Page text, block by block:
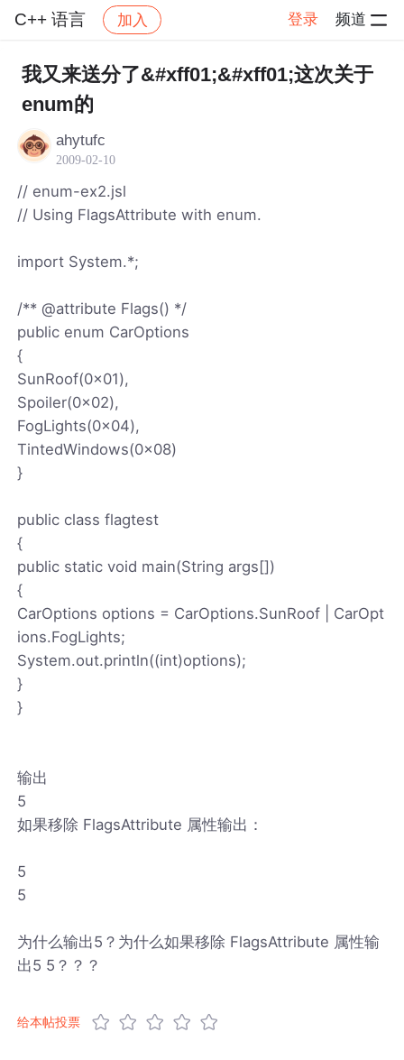
C++ 语言 加入 登录 频道
社区 C++ 语言 帖子详情
我又来送分了&#xff01;&#xff01;这次关于
enum的
ahytufc
2009-02-10
// enum-ex2.jsl
// Using FlagsAttribute with enum.
import System.*;
/** @attribute Flags() */
public enum CarOptions
{
SunRoof(0x01),
Spoiler(0x02),
FogLights(0x04),
TintedWindows(0x08)
}
public class flagtest
{
public static void main(String args[])
{
CarOptions options = CarOptions.SunRoof | CarOpt
ions.FogLights;
System.out.println((int)options);
}
}
输出
5
如果移除 FlagsAttribute 属性输出：
5
5
为什么输出5？为什么如果移除 FlagsAttribute 属性输
出5 5？？？
给本帖投票